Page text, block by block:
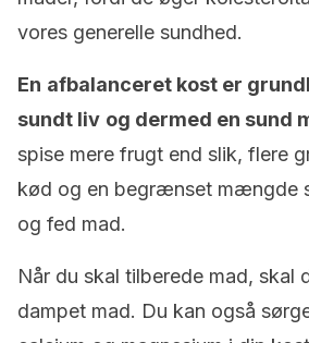
vores generelle sundhed.
En afbalanceret kost er
sundt liv og dermed en sund
spise mere frugt end slik, flere
kød og en begrænset mængde
og fed mad.
Når du skal tilberede mad, skal
dampet mad. Du kan også